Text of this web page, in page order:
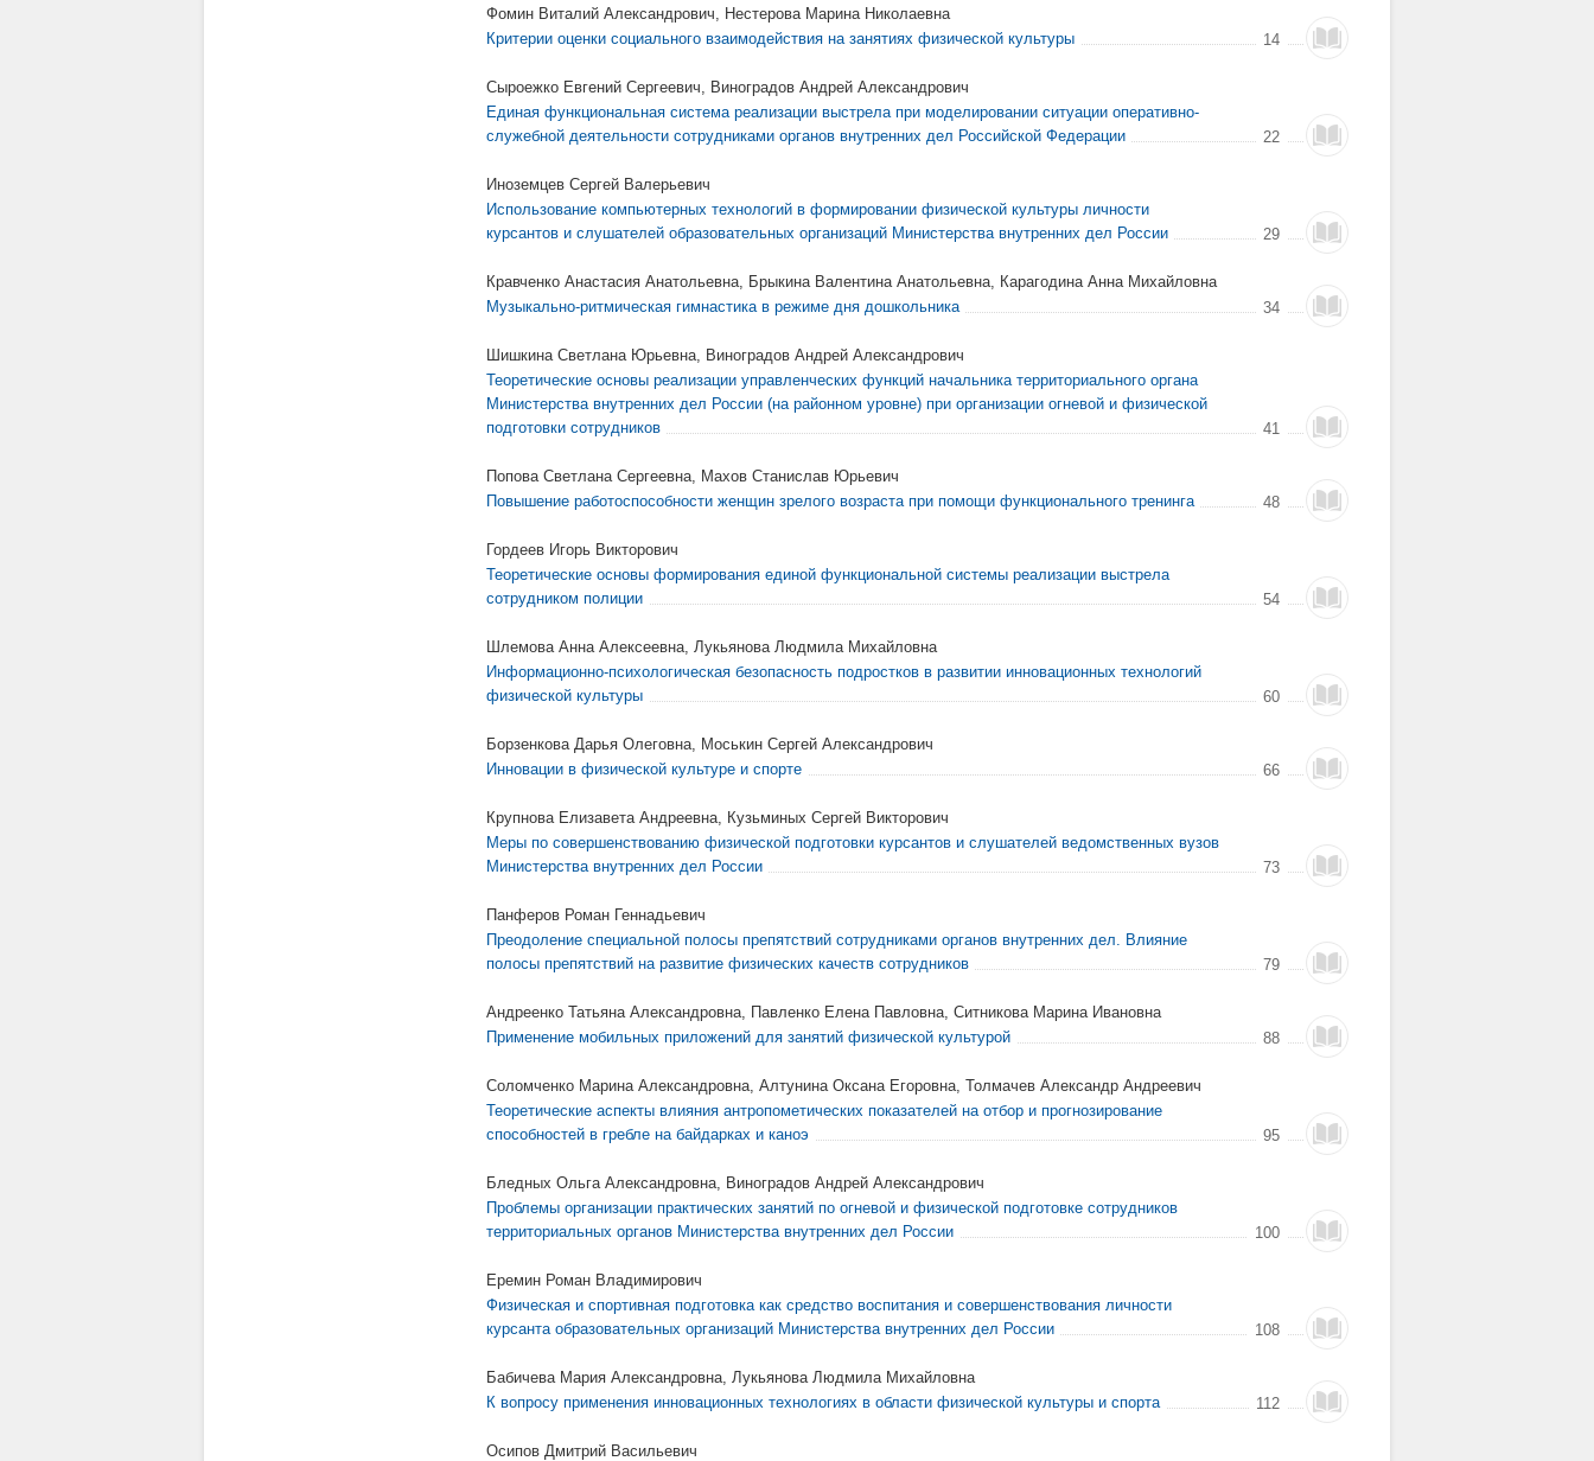
Фомин Виталий Александрович, Нестерова Марина Николаевна
Критерии оценки социального взаимодействия на занятиях физической культуры
14
Сыроежко Евгений Сергеевич, Виноградов Андрей Александрович
Единая функциональная система реализации выстрела при моделировании ситуации оперативно-
служебной деятельности сотрудниками органов внутренних дел Российской Федерации
22
Иноземцев Сергей Валерьевич
Использование компьютерных технологий в формировании физической культуры личности
курсантов и слушателей образовательных организаций Министерства внутренних дел России
29
Кравченко Анастасия Анатольевна, Брыкина Валентина Анатольевна, Карагодина Анна Михайловна
Музыкально-ритмическая гимнастика в режиме дня дошкольника
34
Шишкина Светлана Юрьевна, Виноградов Андрей Александрович
Теоретические основы реализации управленческих функций начальника территориального органа
Министерства внутренних дел России (на районном уровне) при организации огневой и физической
подготовки сотрудников
41
Попова Светлана Сергеевна, Махов Станислав Юрьевич
Повышение работоспособности женщин зрелого возраста при помощи функционального тренинга
48
Гордеев Игорь Викторович
Теоретические основы формирования единой функциональной системы реализации выстрела
сотрудником полиции
54
Шлемова Анна Алексеевна, Лукьянова Людмила Михайловна
Информационно-психологическая безопасность подростков в развитии инновационных технологий
физической культуры
60
Борзенкова Дарья Олеговна, Моськин Сергей Александрович
Инновации в физической культуре и спорте
66
Крупнова Елизавета Андреевна, Кузьминых Сергей Викторович
Меры по совершенствованию физической подготовки курсантов и слушателей ведомственных вузов
Министерства внутренних дел России
73
Панферов Роман Геннадьевич
Преодоление специальной полосы препятствий сотрудниками органов внутренних дел. Влияние
полосы препятствий на развитие физических качеств сотрудников
79
Андреенко Татьяна Александровна, Павленко Елена Павловна, Ситникова Марина Ивановна
Применение мобильных приложений для занятий физической культурой
88
Соломченко Марина Александровна, Алтунина Оксана Егоровна, Толмачев Александр Андреевич
Теоретические аспекты влияния антропометических показателей на отбор и прогнозирование
способностей в гребле на байдарках и каноэ
95
Бледных Ольга Александровна, Виноградов Андрей Александрович
Проблемы организации практических занятий по огневой и физической подготовке сотрудников
территориальных органов Министерства внутренних дел России
100
Еремин Роман Владимирович
Физическая и спортивная подготовка как средство воспитания и совершенствования личности
курсанта образовательных организаций Министерства внутренних дел России
108
Бабичева Мария Александровна, Лукьянова Людмила Михайловна
К вопросу применения инновационных технологиях в области физической культуры и спорта
112
Осипов Дмитрий Васильевич